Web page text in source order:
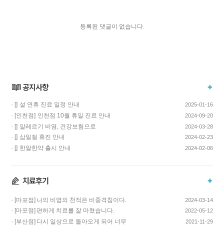
등록된 댓글이 없습니다.
· [] 설 연휴 진료 일정 안내 2025-01-16
· [인천점] 인천점 10월 휴일 진료 안내 2024-09-20
· [] 알레르기 비염, 건강보험으로
치료하고 비용…
2024-03-28
· [] 삼일절 휴진 안내 2024-02-23
· [] 한알한약 출시 안내 2024-02-06
· [마포점] 나의 비염의 천적은 비중격침이다. 2024-03-14
· [마포점] 편하게 치료를 잘 마쳤습니다. 2022-05-12
· [부산점] 다시 일상으로 돌아오게 되어 너무
2021-11-29